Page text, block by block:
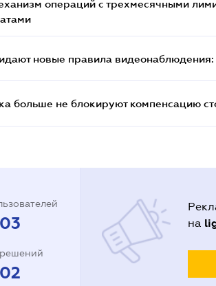
операций с трехмесячными
новые правила видеонаблюдения:
больше не блокируют компенсацию
на